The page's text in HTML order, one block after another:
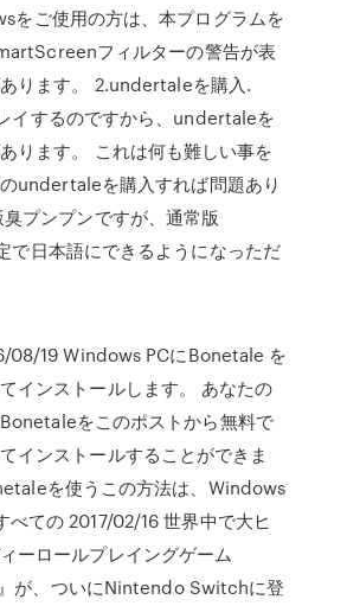
をご使用の方は、本プログラムを
フィルターの警告が表
ります。 2.undertaleを購入.
イするのですから、undertaleを
ります。 これは何も難しい事を
undertaleを購入すれば問題あり
プンプンですが、通常版
日本語にできるようになっただ
08/19 Windows PCにBonetale を
インストールします。 あなたの
をこのポストから無料で
インストールすることができま
を使うこの方法は、Windows
べての 2017/02/16 世界中で大ヒ
ーロールプレイングゲーム
』が、ついにNintendo Switchに登